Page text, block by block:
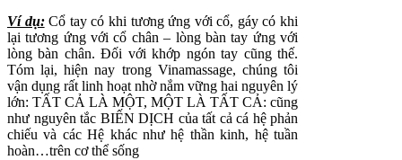
Ví dụ: Cổ tay có khi tương ứng với cổ, gáy có khi
lại tương ứng với cổ chân – lòng bàn tay ứng với
lòng bàn chân. Đối với khớp ngón tay cũng thế.
Tóm lại, hiện nay trong Vinamassage, chúng tôi
vận dụng rất linh hoạt nhờ nắm vững hai nguyên lý
lớn: TẤT CẢ LÀ MỘT, MỘT LÀ TẤT CẢ: cũng
như nguyên tắc BIẾN DỊCH của tất cả cá hệ phản
chiếu và các Hệ khác như hệ thần kinh, hệ tuần
hoàn…trên cơ thể sống